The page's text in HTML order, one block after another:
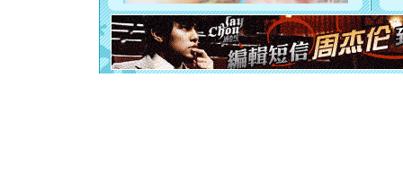
起；二是
离。水晶
[元旦]当
泣，这痛
卖了。水